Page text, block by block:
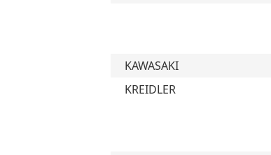
KAWASAKI
KREIDLER